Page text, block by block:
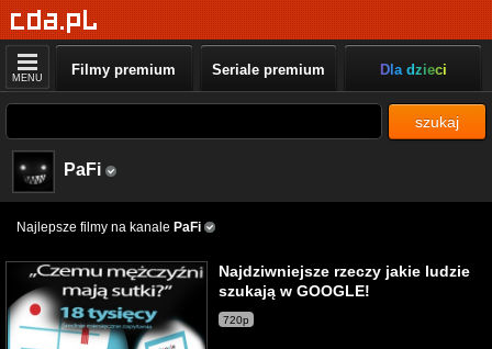
MENU Filmy premium Seriale premium Dla dzieci
szukaj
PaFi
Najlepsze filmy na kanale PaFi
Najdziwniejsze rzeczy jakie ludzie
szukają w GOOGLE!
720p